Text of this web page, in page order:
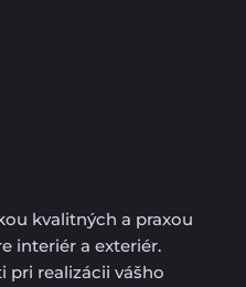
kvalitných a praxou
interiér a exteriér.
pri realizácii vášho